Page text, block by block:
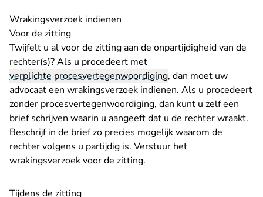
Wrakingsverzoek indienen
Voor de zitting
Twijfelt u al voor de zitting aan de onpartijdigheid van de
rechter(s)? Als u procedeert met
verplichte procesvertegenwoordiging, dan moet uw
advocaat een wrakingsverzoek indienen. Als u procedeert
zonder procesvertegenwoordiging, dan kunt u zelf een
brief schrijven waarin u aangeeft dat u de rechter wraakt.
Beschrijf in de brief zo precies mogelijk waarom de
rechter volgens u partijdig is. Verstuur het
wrakingsverzoek voor de zitting.
Tijdens de zitting